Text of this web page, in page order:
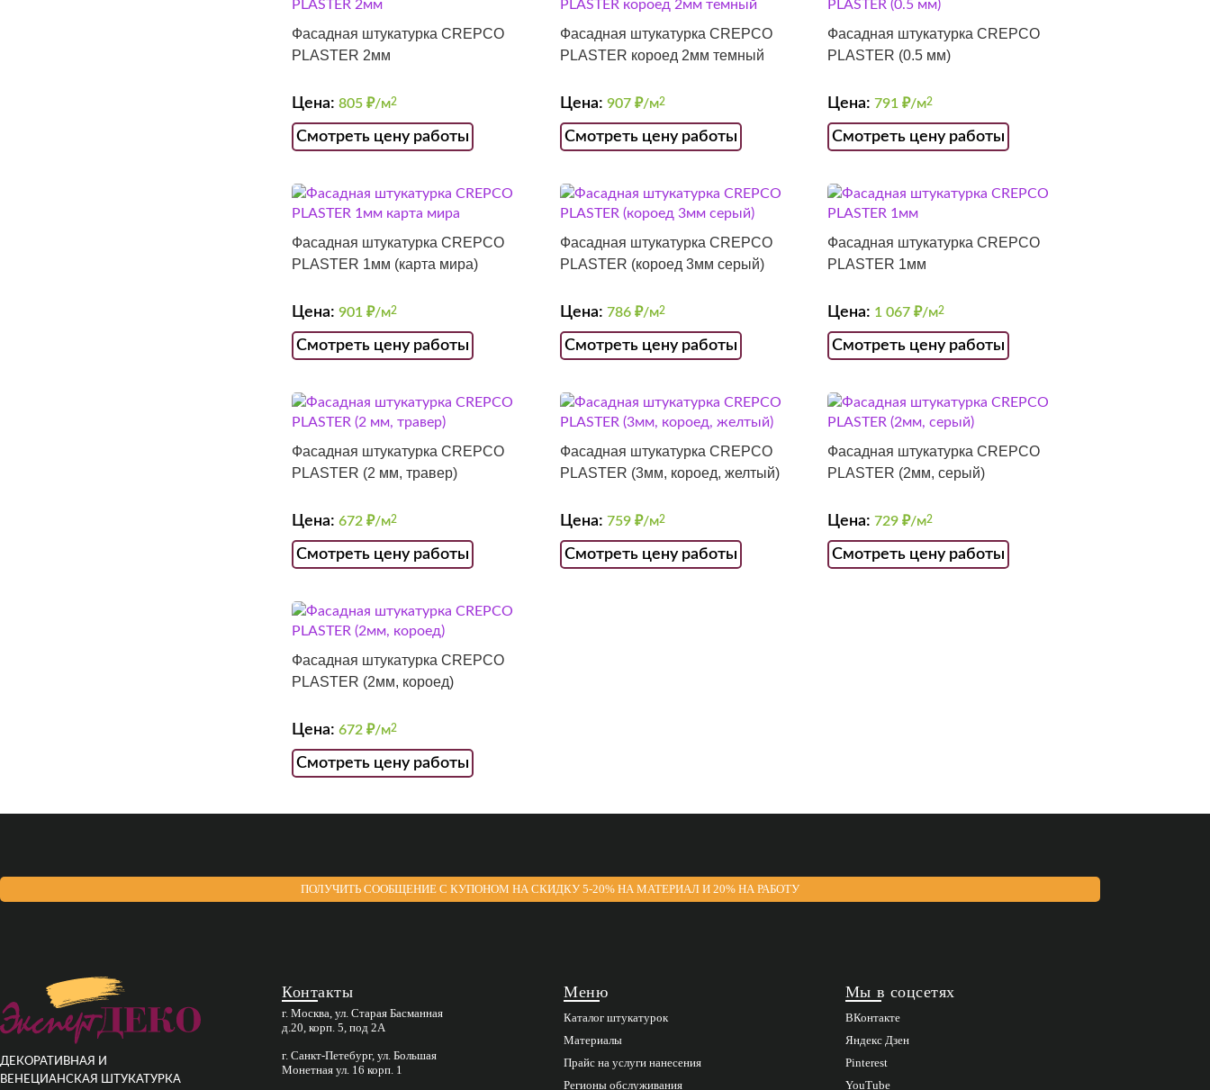
Фасадная штукатурка CREPCO
PLASTER 2мм
Цена: 805 ₽/м2
Смотреть цену работы
Фасадная штукатурка CREPCO
PLASTER короед 2мм темный
Цена: 907 ₽/м2
Смотреть цену работы
Фасадная штукатурка CREPCO
PLASTER (0.5 мм)
Цена:791₽/м2
Смотреть цену работы
Фасадная штукатурка CREPCO
PLASTER 1мм (карта мира)
Цена: 901 ₽/м2
Смотреть цену работы
Фасадная штукатурка CREPCO
PLASTER (короед 3мм серый)
Цена: 786 ₽/м2
Смотреть цену работы
Фасадная штукатурка CREPCO
PLASTER 1мм
Цена: 1 067₽/м2
Смотреть цену работы
Фасадная штукатурка CREPCO
PLASTER (2 мм, травер)
Цена: 672 ₽/м2
Смотреть цену работы
Фасадная штукатурка CREPCO
PLASTER (3мм, короед, желтый)
Цена: 759 ₽/м2
Смотреть цену работы
Фасадная штукатурка CREPCO
PLASTER (2мм, серый)
Цена:729₽/м2
Смотреть цену работы
Фасадная штукатурка CREPCO
PLASTER (2мм, короед)
Цена: 672 ₽/м2
Смотреть цену работы
ПОЛУЧИТЬ СООБЩЕНИЕ С КУПОНОМ НА СКИДКУ 5-20% НА МАТЕРИАЛ И 20% НА РАБОТУ
ДЕКОРАТИВНАЯ И
ВЕНЕЦИАНСКАЯ ШТУКАТУРКА
Контакты
г. Москва, ул. Старая Басманная
д.20, корп. 5, под 2А
г. Санкт-Петебург, ул. Большая
Монетная ул. 16 корп. 1
Меню
Каталог штукатурок
Материалы
Прайс на услуги нанесения
Регионы обслуживания
Мы в соцсетях
ВКонтакте
Яндекс Дзен
Pinterest
YouTube